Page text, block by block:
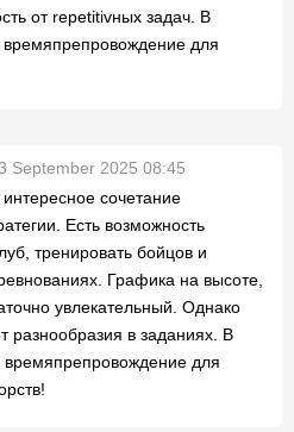
от repetitivных задач. В
для
September 2025 08:45
сочетание
Есть возможность
тренировать бойцов и
Графика на высоте,
увлекательный. Однако
разнообразия в заданиях. В
времяпрепровождение для